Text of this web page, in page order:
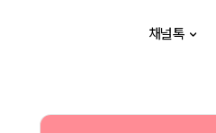
채널톡